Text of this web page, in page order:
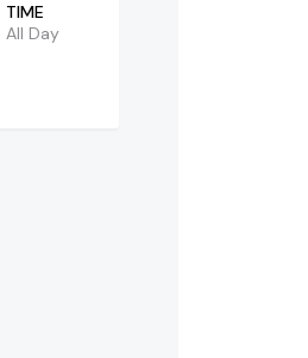
TIME
All Day